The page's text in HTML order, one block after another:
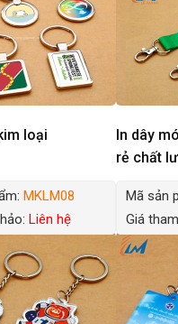
loại
MKLM08
Liên hệ
In dây
rẻ chất
Mã sản
Giá